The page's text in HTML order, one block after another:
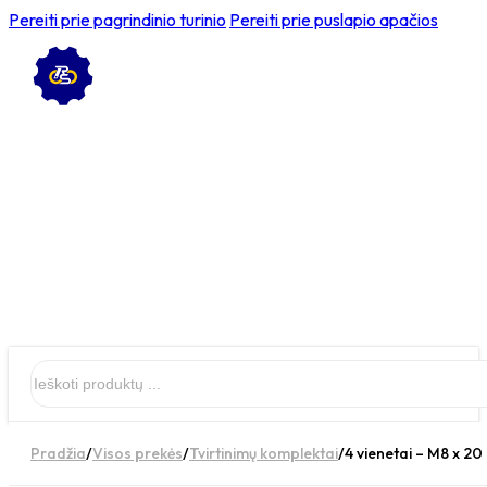
Pereiti prie pagrindinio turinio Pereiti prie puslapio apačios
Pradžia/Visos prekės/Tvirtinimų komplektai/4 vienetai – M8 x